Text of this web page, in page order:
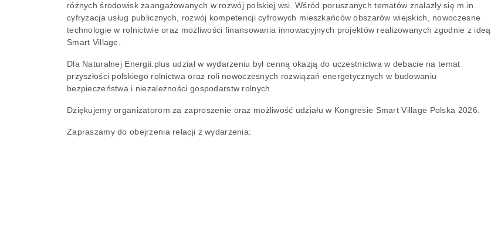
różnych środowisk zaangażowanych w rozwój polskiej wsi. Wśród poruszanych tematów znalazły się m.in.
cyfryzacja usług publicznych, rozwój kompetencji cyfrowych mieszkańców obszarów wiejskich, nowoczesne
technologie w rolnictwie oraz możliwości finansowania innowacyjnych projektów realizowanych zgodnie z ideą
Smart Village.
Dla Naturalnej Energii.plus udział w wydarzeniu był cenną okazją do uczestnictwa w debacie na temat
przyszłości polskiego rolnictwa oraz roli nowoczesnych rozwiązań energetycznych w budowaniu
bezpieczeństwa i niezależności gospodarstw rolnych.
Dziękujemy organizatorom za zaproszenie oraz możliwość udziału w Kongresie Smart Village Polska 2026.
Zapraszamy do obejrzenia relacji z wydarzenia: